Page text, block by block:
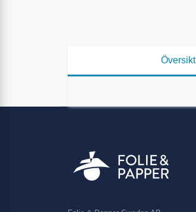
Översikt